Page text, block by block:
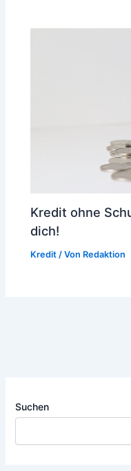
Kredit ohne
dich!
Kredit / Von Redaktion
Suchen